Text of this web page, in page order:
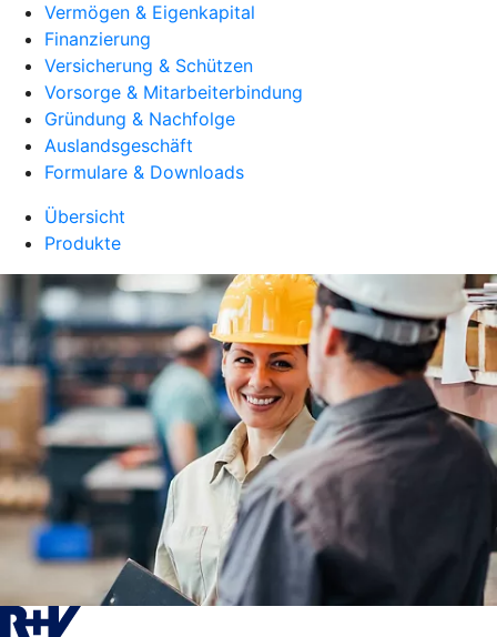
Vermögen & Eigenkapital
Finanzierung
Versicherung & Schützen
Vorsorge & Mitarbeiterbindung
Gründung & Nachfolge
Auslandsgeschäft
Formulare & Downloads
Übersicht
Produkte